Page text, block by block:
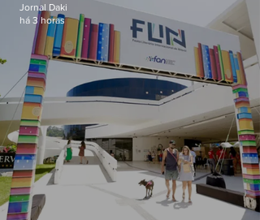
Jornal Daki
há 3 horas